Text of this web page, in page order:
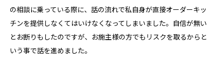
の相談に乗っている際に、話の流れで私自身が直接オーダーキッ
チンを提供しなくてはいけなくなってしまいました。自信が無い
とお断りもしたのですが、お施主様の方でもリスクを取るからと
いう事で話を進めました。